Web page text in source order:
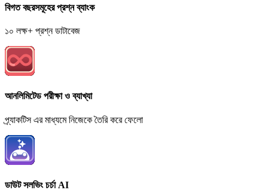
বিগত বছরসমূহের প্রশ্ন ব্যাংক
১০ লক্ষ+ প্রশ্ন ডাটাবেজ
আনলিমিটেড পরীক্ষা ও ব্যাখ্যা
প্র্যাকটিস এর মাধ্যমে নিজেকে তৈরি করে ফেলো
ডাউট সলভিং চর্চা AI